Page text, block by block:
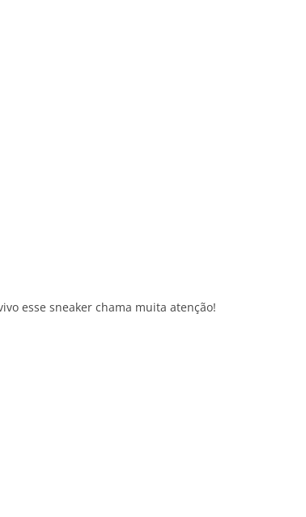
esse sneaker chama muita atenção!